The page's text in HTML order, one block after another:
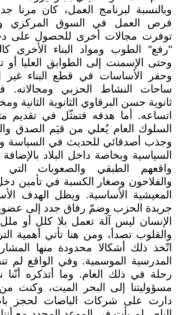
وبالنسبة لبرنامج العمل، كان مرنا
فرص العمل في السوق المركزي
توفرت مجالات أخرى للحصول على
"رفع" الطوب ومواد البناء الأخرى
وحتى الإسمنت إلى الطوابق العليا
وحفر الأساسات في قطع البناء
ساحات النشاط الحزبي ومجالاته.
ثانوية حسن البرقاوي الثانوية الثانية
اتساعه. أما هدفه فتمثّل في
السلوك العام يُعلي من قيَم الصدق
وجذب أصدقائي للحديث في السياسة
السياسية وبخاصة داخل البلاد
واقعهم الطبقي والصعوبات التي
والفلاحون وصغار الكسبة في تأمين
المعيشية الأساسية. ويظل الهدف
جريدة الحزب وضمّ رفاق جدد إلى
الإنسان ليس آلة تعمل بلا كلل أو
والقلوب تصدأ، ومن هنا تأتي أهمية
اتّخذ ذلك أشكالا محدودة منها
المدرسية الموسمية. وفي الواقع لم
رحلة في ذلك العام. وما أتذكره
مسؤوليتنا إلى البحر الميت، وكنت
دارت على شركات الباصات لحجز